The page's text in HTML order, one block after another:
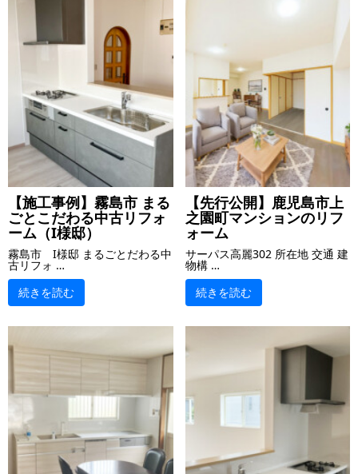
【施工事例】霧島市 まる
ごとこだわる中古リフォ
ーム（I様邸）
霧島市 I様邸 まるごとだわる中
古リフォ …
続きを読む
【先行公開】鹿児島市上
之園町マンションのリフ
ォーム
サーパス高麗302 所在地 交通 建
物構 …
続きを読む